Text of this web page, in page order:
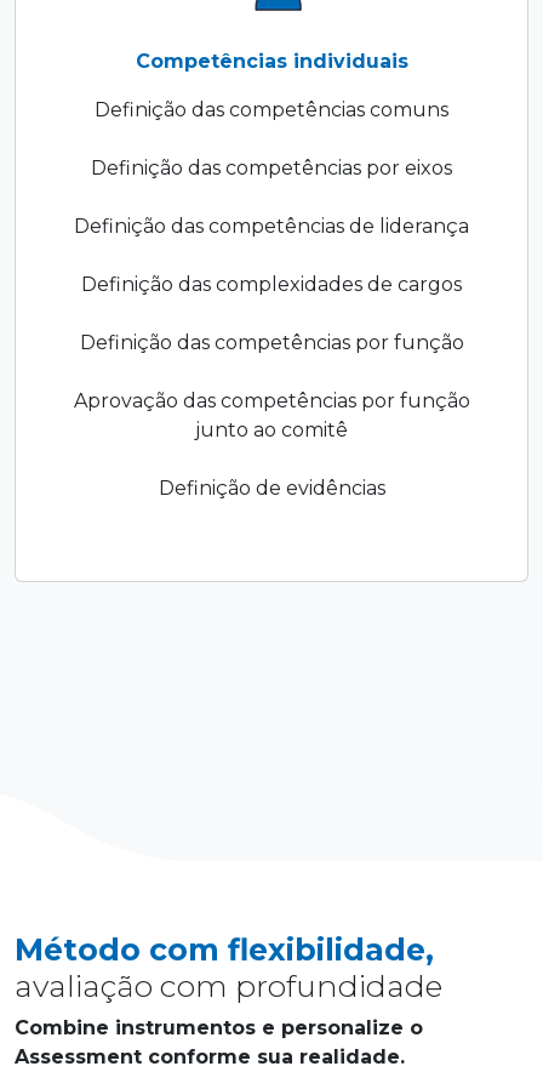
Competências individuais
Definição das competências comuns
Definição das competências por eixos
Definição das competências de liderança
Definição das complexidades de cargos
Definição das competências por função
Aprovação das competências por função
junto ao comitê
Definição de evidências
Método com flexibilidade,
avaliação com profundidade
Combine instrumentos e personalize o
Assessment conforme sua realidade.